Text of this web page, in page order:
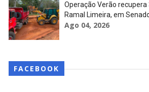
Operação Verão
Ramal Limeira, em
Ago 04, 2026
FACEBOOK